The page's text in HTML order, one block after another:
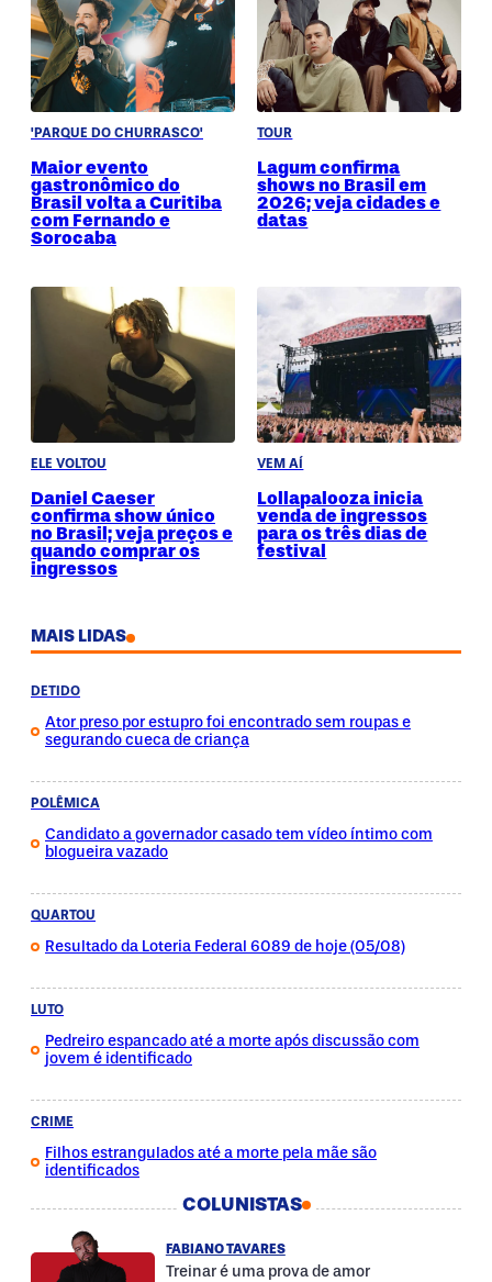
'PARQUE DO CHURRASCO'
Maior evento
gastronômico do
Brasil volta a Curitiba
com Fernando e
Sorocaba
TOUR
Lagum confirma
shows no Brasil em
2026; veja cidades e
datas
ELE VOLTOU
Daniel Caeser
confirma show único
no Brasil; veja preços e
quando comprar os
ingressos
VEM AÍ
Lollapalooza inicia
venda de ingressos
para os três dias de
festival
MAIS LIDAS
DETIDO
Ator preso por estupro foi encontrado sem roupas e
segurando cueca de criança
POLÊMICA
Candidato a governador casado tem vídeo íntimo com
blogueira vazado
QUARTOU
Resultado da Loteria Federal 6089 de hoje (05/08)
LUTO
Pedreiro espancado até a morte após discussão com
jovem é identificado
CRIME
Filhos estrangulados até a morte pela mãe são
identificados
COLUNISTAS
FABIANO TAVARES
Treinar é uma prova de amor